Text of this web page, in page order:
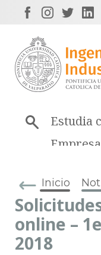
Estudia
Inicio
online –
2018